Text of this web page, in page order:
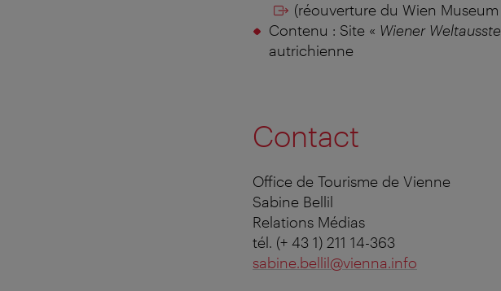
(réouverture du Wien
Contenu : Site « Wiener
autrichienne
Contact
Office de Tourisme de Vienne
Sabine Bellil
Relations Médias
tél. (+ 43 1) 211 14-363
sabine.bellil@vienna.info